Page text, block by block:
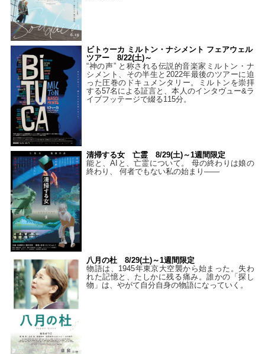
ビトゥーカ ミルトン・ナシメント フェアウェル
ツアー 8/22(土)～
“神の声” と称される伝説的音楽家ミルトン・ナ
シメント、その半生と2022年最後のツアーに迫
った圧巻のドキュメンタリー。ミルトンを崇拝
する57名による証言と、本人のインタヴュー&ラ
イブフッテージで綴る115分。
清掃する女 亡霊 8/29(土)～1週間限定
能と、AIと、亡霊について。 母の終わりは娘の
終わり、 何者でもない私の始まり――
八月の杜 8/29(土)～1週間限定
物語は、1945年東京大空襲から始まった。失わ
れた記憶と、たしかに残る痛み。誰かの「探し
物」は、やがて自分自身の物語になっていく。